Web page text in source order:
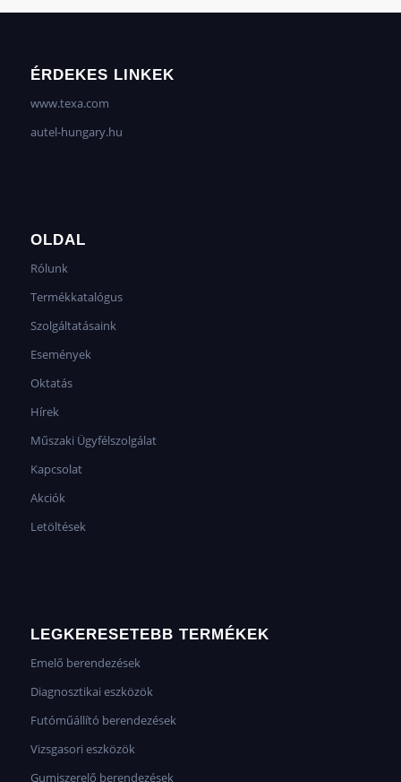
ÉRDEKES LINKEK
www.texa.com
autel-hungary.hu
OLDAL
Rólunk
Termékkatalógus
Szolgáltatásaink
Események
Oktatás
Hírek
Műszaki Ügyfélszolgálat
Kapcsolat
Akciók
Letöltések
LEGKERESETEBB TERMÉKEK
Emelő berendezések
Diagnosztikai eszközök
Futóműállító berendezések
Vizsgasori eszközök
Gumiszerelő berendezések